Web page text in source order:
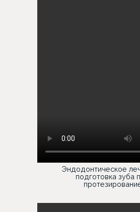
Эндодонтическое
подготовка зуба